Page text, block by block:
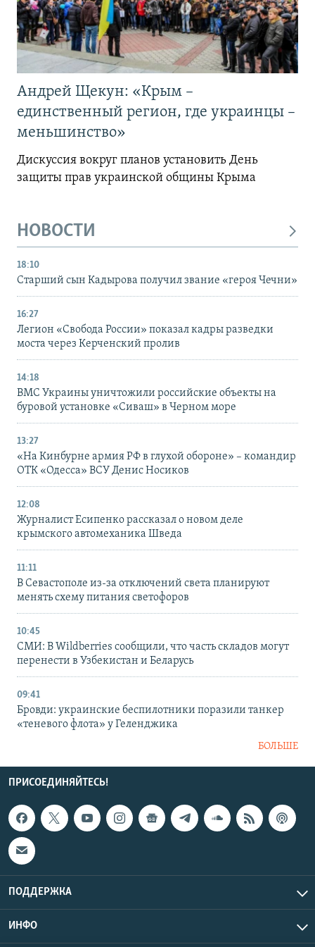
Андрей Щекун: «Крым –
единственный регион, где украинцы –
меньшинство»
Дискуссия вокруг планов установить День
защиты прав украинской общины Крыма
НОВОСТИ
18:10
Старший сын Кадырова получил звание «героя Чечни»
16:27
Легион «Свобода России» показал кадры разведки
моста через Керченский пролив
14:18
ВМС Украины уничтожили российские объекты на
буровой установке «Сиваш» в Черном море
13:27
«На Кинбурне армия РФ в глухой обороне» – командир
ОТК «Одесса» ВСУ Денис Носиков
12:08
Журналист Есипенко рассказал о новом деле
крымского автомеханика Шведа
11:11
В Севастополе из-за отключений света планируют
менять схему питания светофоров
10:45
СМИ: В Wildberries сообщили, что часть складов могут
перенести в Узбекистан и Беларусь
09:41
Бровди: украинские беспилотники поразили танкер
«теневого флота» у Геленджика
БОЛЬШЕ
ПРИСОЕДИНЯЙТЕСЬ!
ПОДДЕРЖКА
ИНФО